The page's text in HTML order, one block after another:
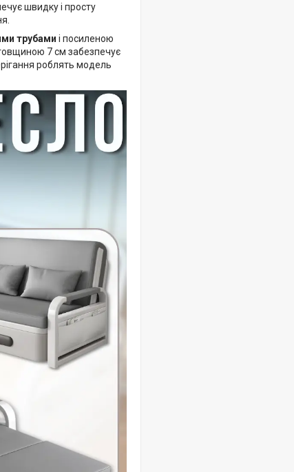
швидку і просту
трубами і посиленою
7 см забезпечує
роблять модель